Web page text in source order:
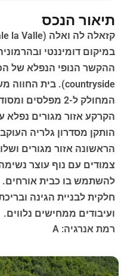
תיאור הנכס
במיקום דומיננטי
המחולק ל-2
הקרקע אזור מגורים
הותקן מסדרון גלריה
הראשונה אזור מגורים
חלקית לבניית הגינה
ועיבודים ממחישים נלווים.
רמת אנרגיה: A